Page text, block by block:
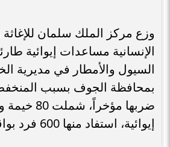
وزع مركز الملك سلمان للإغاثة
الإنسانية مساعدات إيوائية
السيول والأمطار في مديرية
بمحافظة الجوف بسبب
إيوائية، استفاد منها 600 فرد بواقع 100 أسرة.